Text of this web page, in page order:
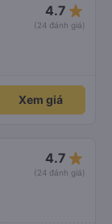
4.7 star_rate
(24 đánh giá)
Xem giá
4.7 star_rate
(24 đánh giá)